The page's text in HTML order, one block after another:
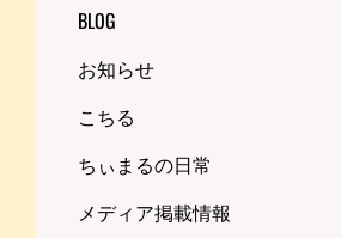
BLOG
お知らせ
こちる
ちぃまるの日常
メディア掲載情報